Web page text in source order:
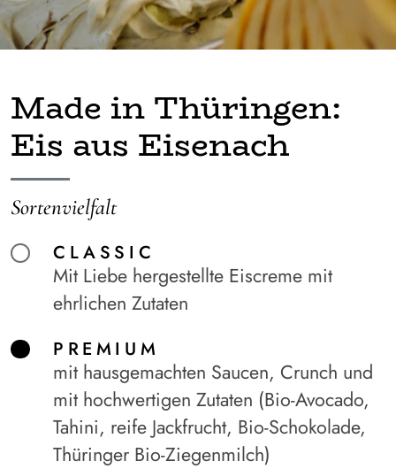
Made in Thüringen:
Eis aus Eisenach
Sortenvielfalt
CLASSIC
Mit Liebe hergestellte Eiscreme mit
ehrlichen Zutaten
PREMIUM
mit hausgemachten Saucen, Crunch und
mit hochwertigen Zutaten (Bio-Avocado,
Tahini, reife Jackfrucht, Bio-Schokolade,
Thüringer Bio-Ziegenmilch)